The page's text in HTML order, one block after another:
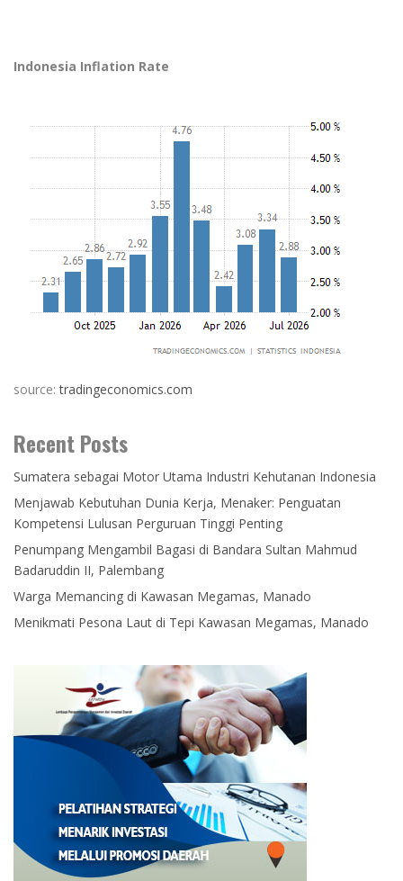
Indonesia Inflation Rate
source:tradingeconomics.com
Recent Posts
Sumatera sebagai Motor Utama Industri Kehutanan Indonesia
Menjawab Kebutuhan Dunia Kerja, Menaker: Penguatan
Kompetensi Lulusan Perguruan Tinggi Penting
Penumpang Mengambil Bagasi di Bandara Sultan Mahmud
Badaruddin II, Palembang
Warga Memancing di Kawasan Megamas, Manado
Menikmati Pesona Laut di Tepi Kawasan Megamas, Manado